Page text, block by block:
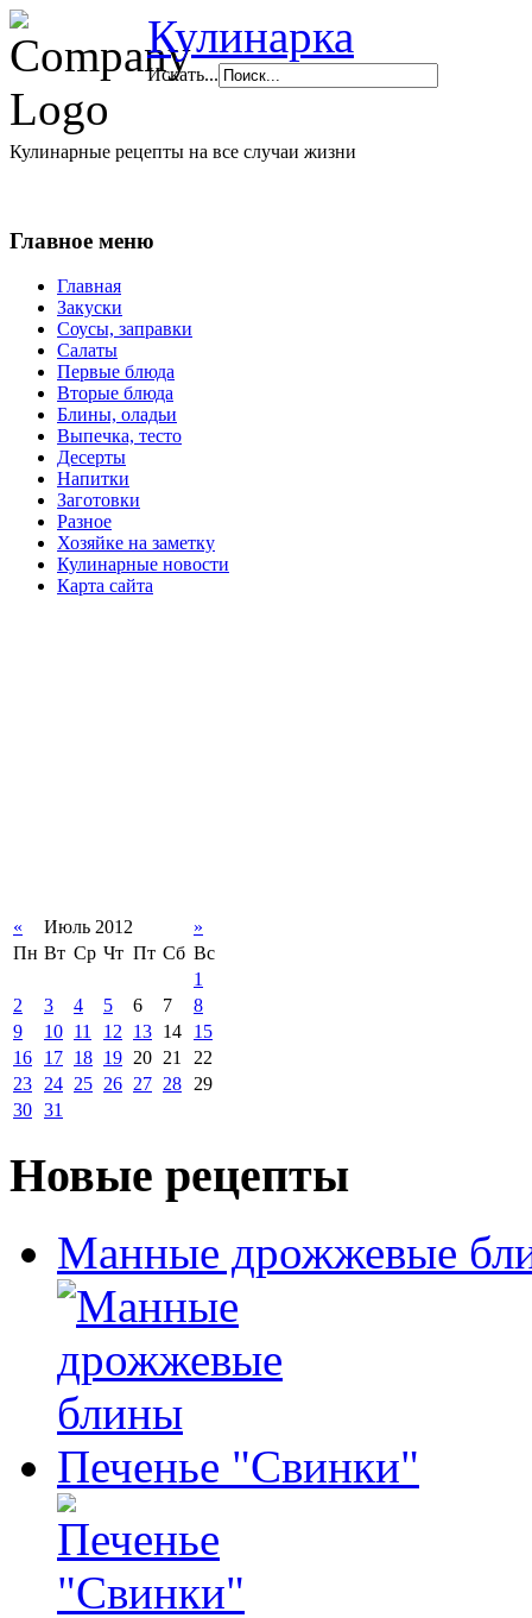
Кулинарка
Искать...
Кулинарные рецепты на все случаи жизни
Главное меню
Главная
Закуски
Соусы, заправки
Салаты
Первые блюда
Вторые блюда
Блины, оладьи
Выпечка, тесто
Десерты
Напитки
Заготовки
Разное
Хозяйке на заметку
Кулинарные новости
Карта сайта
« Июль 2012
»
Пн Вт Ср Чт Пт Сб Вс
1
2
3 4 5 6 7
8
9
10 11 12 13 14
15
16
17 18 19 20 21
22
23 24 25 26 27 28 29
30 31
Новые рецепты
Манные дрожжевые
Печенье "Свинки"